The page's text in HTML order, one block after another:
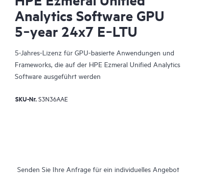
Analytics Software GPU
5‑year 24x7 E‑LTU
5-Jahres-Lizenz für GPU-basierte Anwendungen und
Frameworks, die auf der HPE Ezmeral Unified Analytics
Software ausgeführt werden
SKU-Nr.S3N36AAE
Senden Sie Ihre Anfrage für ein individuelles Angebot